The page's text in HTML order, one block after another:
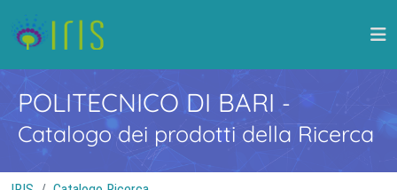
POLITECNICO DI BARI -
Catalogo dei prodotti della Ricerca